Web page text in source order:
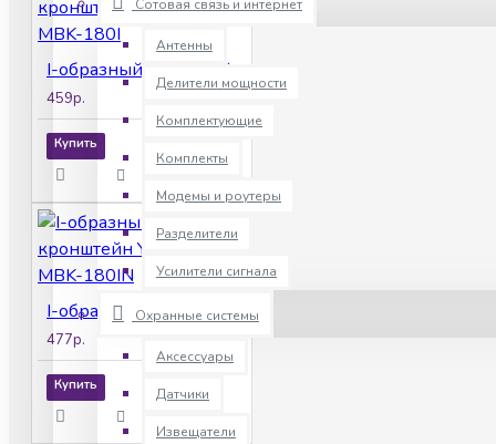
Сотовая связь и интернет
Антенны
Делители мощности
Комплектующие
Комплекты
Модемы и роутеры
Разделители
Усилители сигнала
Охранные системы
Аксессуары
Датчики
Извещатели
459р.
Купить
I-oбразный кронштейн Yli Electronic MBK-180IN
477р.
Купить